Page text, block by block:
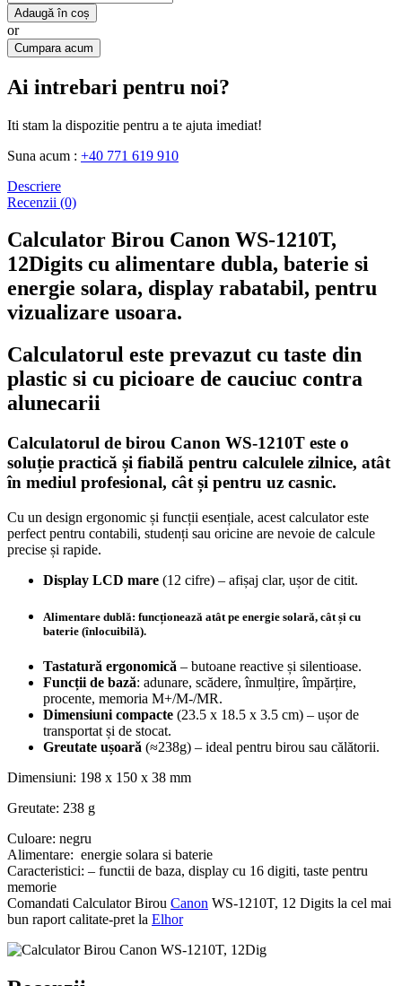
Adaugă în coș
or
Cumpara acum
Ai intrebari pentru noi?
Iti stam la dispozitie pentru a te ajuta imediat!
Suna acum : +40 771 619 910
Descriere
Recenzii (0)
Calculator Birou Canon WS-1210T,
12Digits cu alimentare dubla, baterie si
energie solara, display rabatabil, pentru
vizualizare usoara.
Calculatorul este prevazut cu taste din
plastic si cu picioare de cauciuc contra
alunecarii
Calculatorul de birou Canon WS-1210T este o
soluție practică și fiabilă pentru calculele zilnice, atât
în mediul profesional, cât și pentru uz casnic.
Cu un design ergonomic și funcții esențiale, acest calculator este
perfect pentru contabili, studenți sau oricine are nevoie de calcule
precise și rapide.
Display LCD mare (12 cifre) – afișaj clar, ușor de citit.
Alimentare dublă: funcționează atât pe energie solară, cât și cu
baterie (înlocuibilă).
Tastatură ergonomică – butoane reactive și silentioase.
Funcții de bază: adunare, scădere, înmulțire, împărțire,
procente, memoria M+/M-/MR.
Dimensiuni compacte (23.5 x 18.5 x 3.5 cm) – ușor de
transportat și de stocat.
Greutate ușoară (≈238g) – ideal pentru birou sau călătorii.
Dimensiuni: 198 x 150 x 38 mm
Greutate: 238 g
Culoare: negru
Alimentare: energie solara si baterie
Caracteristici: – functii de baza, display cu 16 digiti, taste pentru
memorie
Comandati Calculator Birou Canon WS-1210T, 12 Digits la cel mai
bun raport calitate-pret la Elhor